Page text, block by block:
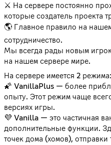
⚔️ На сервере постоянно
которые создатель проекта
🌎 Главное правило на
сотрудничество.
Мы всегда рады новым
на нашем сервере мире.
На сервере имеется 2 режима:
🌠 VanillaPlus — более
опыту. Этот режим чаще
версиях игры.
💜 Vanilla — это частичная
дополнительные функции.
точек дома (хомов),